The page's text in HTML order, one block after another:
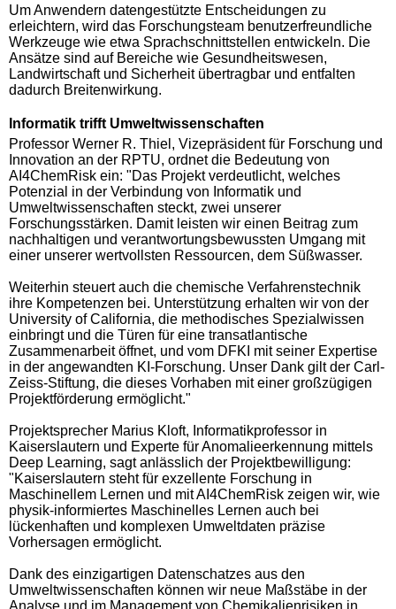
Um Anwendern datengestützte Entscheidungen zu
erleichtern, wird das Forschungsteam benutzerfreundliche
Werkzeuge wie etwa Sprachschnittstellen entwickeln. Die
Ansätze sind auf Bereiche wie Gesundheitswesen,
Landwirtschaft und Sicherheit übertragbar und entfalten
dadurch Breitenwirkung.
Informatik trifft Umweltwissenschaften
Professor Werner R. Thiel, Vizepräsident für Forschung und
Innovation an der RPTU, ordnet die Bedeutung von
AI4ChemRisk ein: "Das Projekt verdeutlicht, welches
Potenzial in der Verbindung von Informatik und
Umweltwissenschaften steckt, zwei unserer
Forschungsstärken. Damit leisten wir einen Beitrag zum
nachhaltigen und verantwortungsbewussten Umgang mit
einer unserer wertvollsten Ressourcen, dem Süßwasser.
Weiterhin steuert auch die chemische Verfahrenstechnik
ihre Kompetenzen bei. Unterstützung erhalten wir von der
University of California, die methodisches Spezialwissen
einbringt und die Türen für eine transatlantische
Zusammenarbeit öffnet, und vom DFKI mit seiner Expertise
in der angewandten KI-Forschung. Unser Dank gilt der Carl-
Zeiss-Stiftung, die dieses Vorhaben mit einer großzügigen
Projektförderung ermöglicht."
Projektsprecher Marius Kloft, Informatikprofessor in
Kaiserslautern und Experte für Anomalieerkennung mittels
Deep Learning, sagt anlässlich der Projektbewilligung:
"Kaiserslautern steht für exzellente Forschung in
Maschinellem Lernen und mit AI4ChemRisk zeigen wir, wie
physik-informiertes Maschinelles Lernen auch bei
lückenhaften und komplexen Umweltdaten präzise
Vorhersagen ermöglicht.
Dank des einzigartigen Datenschatzes aus den
Umweltwissenschaften können wir neue Maßstäbe in der
Analyse und im Management von Chemikalienrisiken in